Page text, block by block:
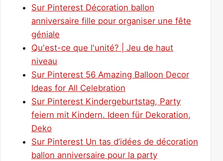
Sur Pinterest Décoration ballon
anniversaire fille pour organiser une fête
géniale
Qu'est-ce que l'unité? | Jeu de haut
niveau
Sur Pinterest 56 Amazing Balloon Decor
Ideas for All Celebration
Sur Pinterest Kindergeburtstag, Party
feiern mit Kindern. Ideen für Dekoration,
Deko
Sur Pinterest Un tas d’idées de décoration
ballon anniversaire pour la party